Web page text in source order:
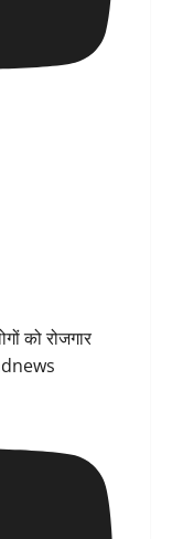
को रोजगार